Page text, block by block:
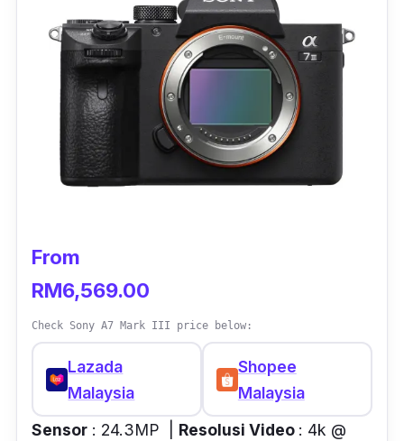
From
RM6,569.00
Check Sony A7 Mark III price below:
Lazada
Malaysia
Shopee
Malaysia
Sensor : 24.3MP | Resolusi Video : 4k @